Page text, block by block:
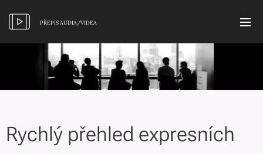
PŘEPIS AUDIA/VIDEA
Rychlý přehled expresních